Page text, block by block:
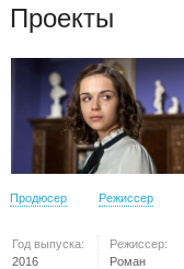
Проекты
Продюсер Режиссер
Год выпуска:
2016
Режиссер:
Роман